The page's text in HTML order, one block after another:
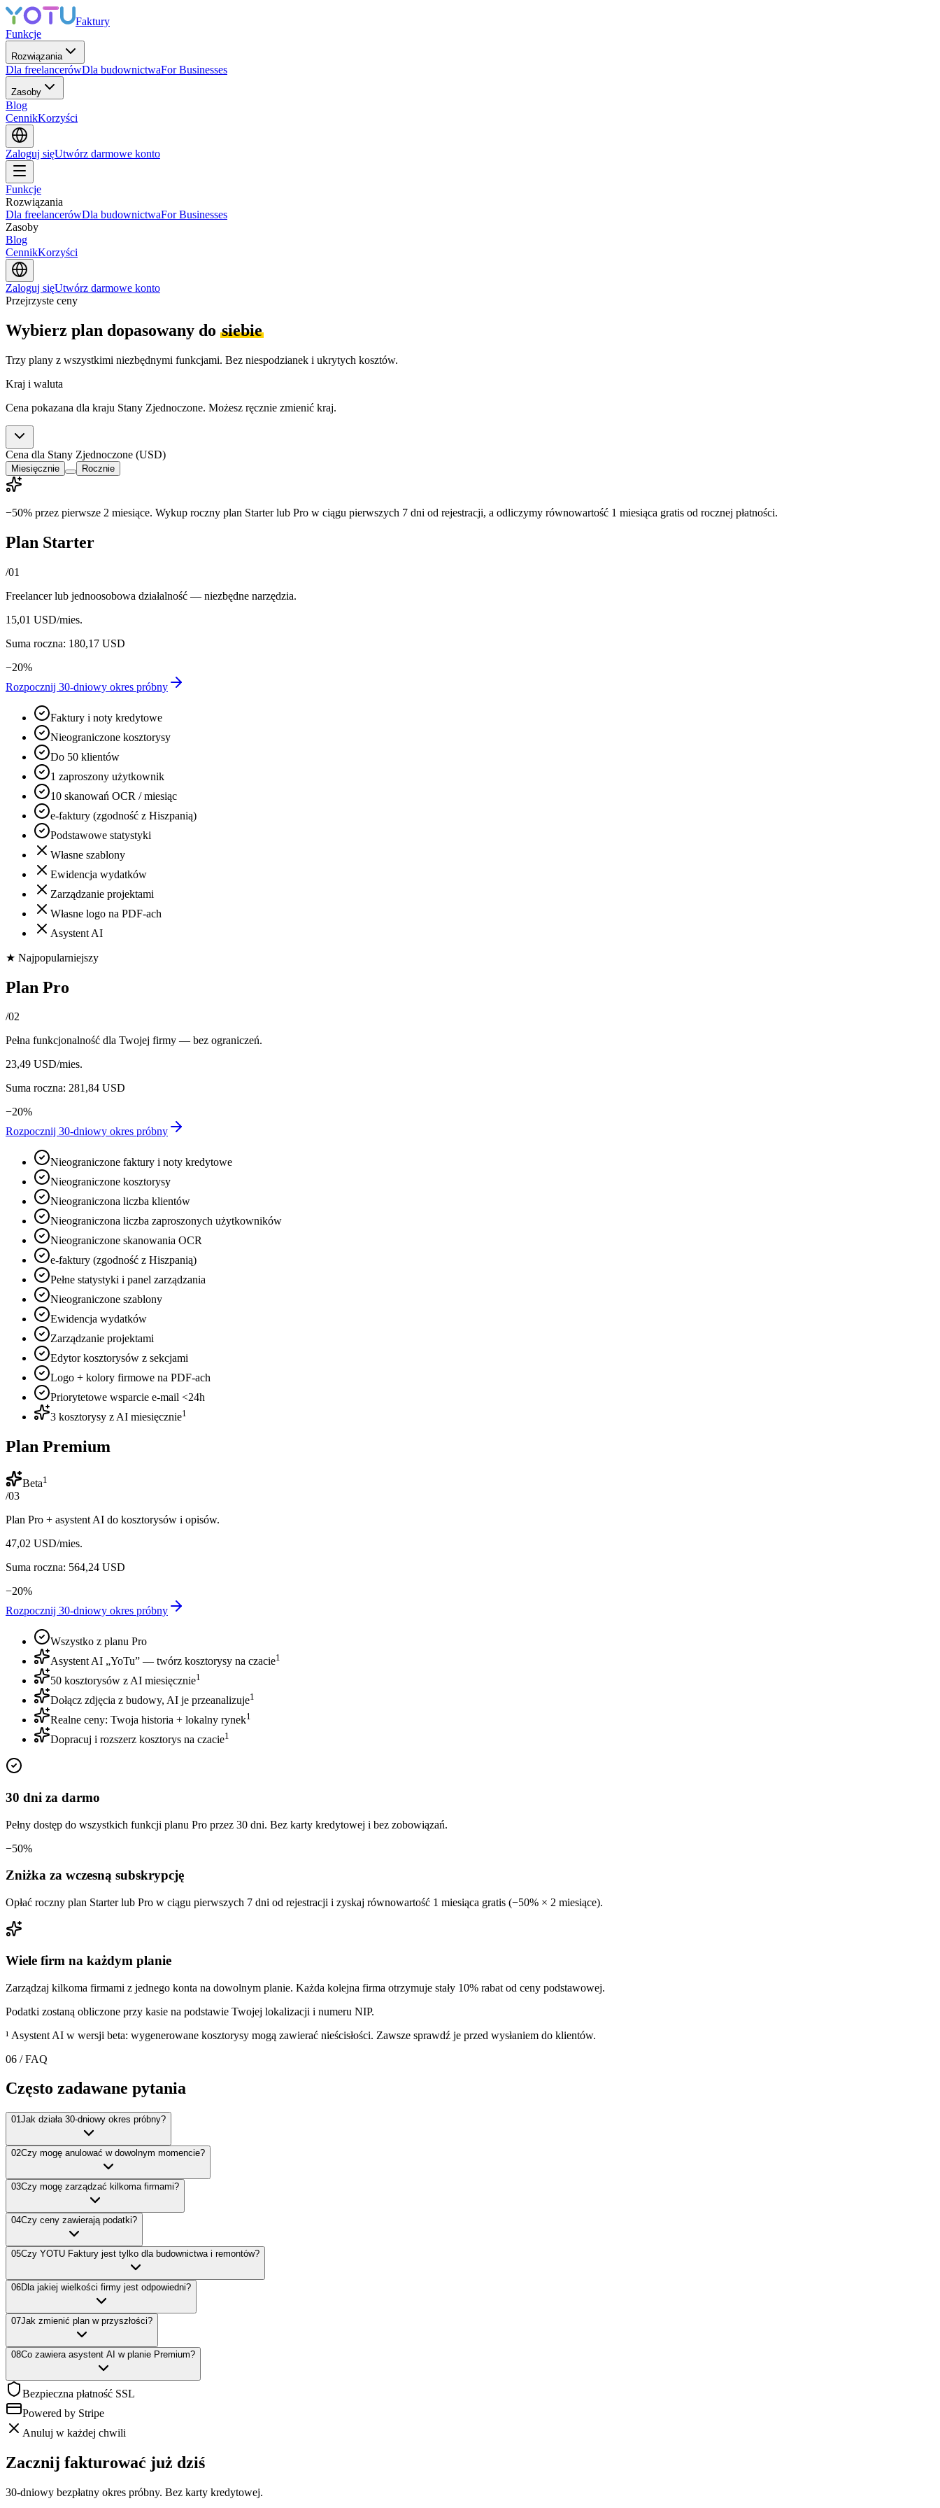
Faktury
Funkcje
Rozwiązania
Dla freelancerówDla budownictwaFor Businesses
Zasoby
Blog
CennikKorzyści
Zaloguj sięUtwórz darmowe konto
Funkcje
Rozwiązania
Dla freelancerówDla budownictwaFor Businesses
Zasoby
Blog
CennikKorzyści
Zaloguj sięUtwórz darmowe konto
Przejrzyste ceny
Wybierz plan dopasowany do siebie
Trzy plany z wszystkimi niezbędnymi funkcjami. Bez niespodzianek i ukrytych kosztów.
Kraj i waluta
Cena pokazana dla kraju Stany Zjednoczone. Możesz ręcznie zmienić kraj.
Cena dla Stany Zjednoczone (USD)
Miesięcznie Rocznie
−50% przez pierwsze 2 miesiące. Wykup roczny plan Starter lub Pro w ciągu pierwszych 7 dni od rejestracji, a odliczymy równowartość 1 miesiąca gratis od rocznej płatności.
Plan Starter
/01
Freelancer lub jednoosobowa działalność — niezbędne narzędzia.
15,01 USD/mies.
Suma roczna: 180,17 USD
−20%
Rozpocznij 30-dniowy okres próbny
Faktury i noty kredytowe
Nieograniczone kosztorysy
Do 50 klientów
1 zaproszony użytkownik
10 skanowań OCR / miesiąc
e-faktury (zgodność z Hiszpanią)
Podstawowe statystyki
Własne szablony
Ewidencja wydatków
Zarządzanie projektami
Własne logo na PDF-ach
Asystent AI
★ Najpopularniejszy
Plan Pro
/02
Pełna funkcjonalność dla Twojej firmy — bez ograniczeń.
23,49 USD/mies.
Suma roczna: 281,84 USD
−20%
Rozpocznij 30-dniowy okres próbny
Nieograniczone faktury i noty kredytowe
Nieograniczone kosztorysy
Nieograniczona liczba klientów
Nieograniczona liczba zaproszonych użytkowników
Nieograniczone skanowania OCR
e-faktury (zgodność z Hiszpanią)
Pełne statystyki i panel zarządzania
Nieograniczone szablony
Ewidencja wydatków
Zarządzanie projektami
Edytor kosztorysów z sekcjami
Logo + kolory firmowe na PDF-ach
Priorytetowe wsparcie e-mail <24h
3 kosztorysy z AI miesięcznie1
Plan Premium
Beta1
/03
Plan Pro + asystent AI do kosztorysów i opisów.
47,02 USD/mies.
Suma roczna: 564,24 USD
−20%
Rozpocznij 30-dniowy okres próbny
Wszystko z planu Pro
Asystent AI „YoTu” — twórz kosztorysy na czacie1
50 kosztorysów z AI miesięcznie1
Dołącz zdjęcia z budowy, AI je przeanalizuje1
Realne ceny: Twoja historia + lokalny rynek1
Dopracuj i rozszerz kosztorys na czacie1
30 dni za darmo
Pełny dostęp do wszystkich funkcji planu Pro przez 30 dni. Bez karty kredytowej i bez zobowiązań.
−50%
Zniżka za wczesną subskrypcję
Opłać roczny plan Starter lub Pro w ciągu pierwszych 7 dni od rejestracji i zyskaj równowartość 1 miesiąca gratis (−50% × 2 miesiące).
Wiele firm na każdym planie
Zarządzaj kilkoma firmami z jednego konta na dowolnym planie. Każda kolejna firma otrzymuje stały 10% rabat od ceny podstawowej.
Podatki zostaną obliczone przy kasie na podstawie Twojej lokalizacji i numeru NIP.
¹ Asystent AI w wersji beta: wygenerowane kosztorysy mogą zawierać nieścisłości. Zawsze sprawdź je przed wysłaniem do klientów.
06 / FAQ
Często zadawane pytania
01Jak działa 30-dniowy okres próbny?
02Czy mogę anulować w dowolnym momencie?
03Czy mogę zarządzać kilkoma firmami?
04Czy ceny zawierają podatki?
05Czy YOTU Faktury jest tylko dla budownictwa i remontów?
06Dla jakiej wielkości firmy jest odpowiedni?
07Jak zmienić plan w przyszłości?
08Co zawiera asystent AI w planie Premium?
Bezpieczna płatność SSL
Powered by Stripe
Anuluj w każdej chwili
Zacznij fakturować już dziś
30-dniowy bezpłatny okres próbny. Bez karty kredytowej.